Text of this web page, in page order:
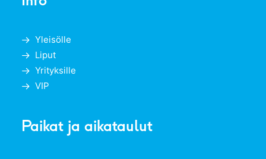
Yleisölle
Liput
Yrityksille
VIP
Paikat ja aikataulut